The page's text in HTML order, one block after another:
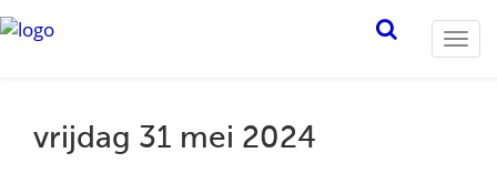
vrijdag 31 mei 2024